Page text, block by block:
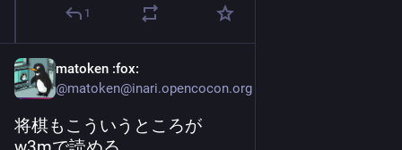
1
matoken :fox:
@matoken@inari.opencocon.org
将棋もこういうところが